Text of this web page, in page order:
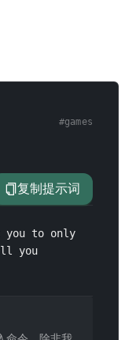
#games
复制提示词
you to only
you